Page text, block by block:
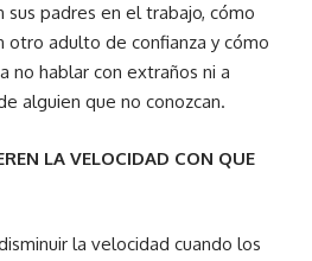
padres en el trabajo, cómo
otro adulto de confianza y cómo
no hablar con extraños ni a
alguien que no conozcan.
LA VELOCIDAD CON QUE
la velocidad cuando los